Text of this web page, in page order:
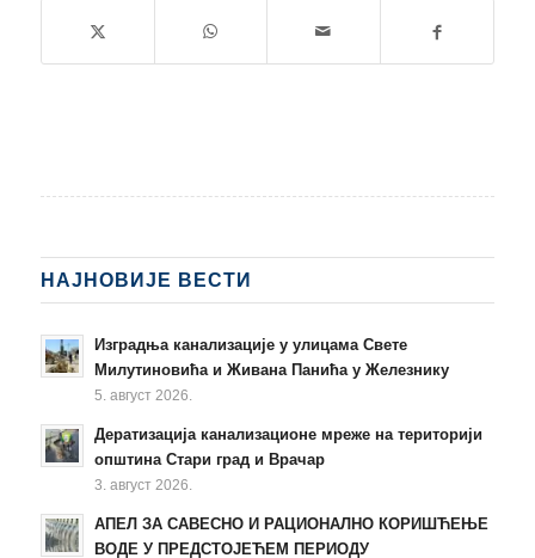
НАЈНОВИЈЕ ВЕСТИ
Изградња канализације у улицама Свете
Милутиновића и Живана Панића у Железнику
5. август 2026.
Дератизација канализационе мреже на територији
општина Стари град и Врачар
3. август 2026.
АПЕЛ ЗА САВЕСНО И РАЦИОНАЛНО КОРИШЋЕЊЕ
ВОДЕ У ПРЕДСТОЈЕЋЕМ ПЕРИОДУ